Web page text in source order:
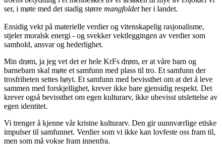
ser, i møte med det stadig større mangfoldether i landet.
Ensidig vekt på materielle verdier og vitenskapelig rasjonalisme,
stjeler moralsk energi - og svekker vektleggingen av verdier som
samhold, ansvar og hederlighet.
Min drøm, ja jeg vet det er hele KrFs drøm, er at våre barn og
barnebarn skal møte et samfunn med plass til tro. Et samfunn der
trosfriheten settes høyt. Et samfunn med bevissthet om at det å leve
sammen med forskjellighet, krever ikke bare gjensidig respekt. Det
krever også bevissthet om egen kulturarv, ikke ubevisst utslettelse av
egen identitet.
Vi trenger å kjenne vår kristne kulturarv. Den gir uunnværlige etiske
impulser til samfunnet. Verdier som vi ikke kan lovfeste oss fram til,
men som må vokse fram innenfra.